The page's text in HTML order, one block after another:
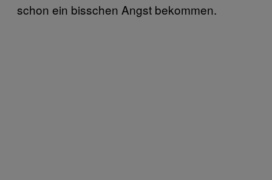
schon ein bisschen Angst bekommen.